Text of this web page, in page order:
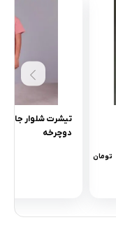
تومان
تیشرت شلوار جانا
دوچرخه